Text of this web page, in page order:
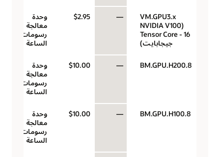
VM.GPU3.x
(NVIDIA V100
Tensor Core - 16
جيجابايت)
—
$2.95
وحدة
معالجة
رسومات في
الساعة
BM.GPU.H200.8
—
$10.00
وحدة
معالجة
رسومات في
الساعة
BM.GPU.H100.8
—
$10.00
وحدة
معالجة
رسومات في
الساعة